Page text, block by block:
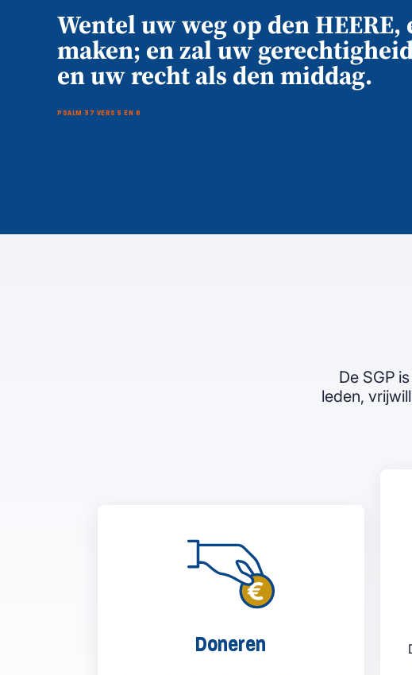
Wentel uw weg op den
maken; en zal uw
en uw recht als den middag.
PSALM 37 VERS 5 EN 6
De SGP
leden,
Doneren